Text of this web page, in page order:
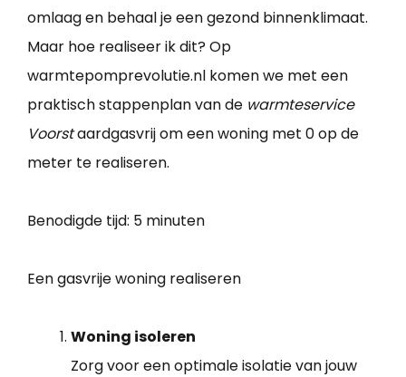
omlaag en behaal je een gezond binnenklimaat.
Maar hoe realiseer ik dit? Op
warmtepomprevolutie.nl komen we met een
praktisch stappenplan van de warmteservice
Voorstaardgasvrij om een woning met 0 op de
meter te realiseren.
Benodigde tijd: 5 minuten
Een gasvrije woning realiseren
Woning isoleren
Zorg voor een optimale isolatie van jouw